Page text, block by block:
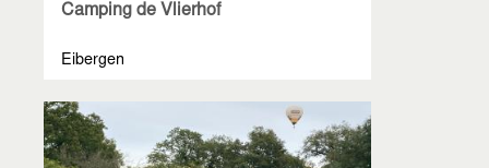
Camping de Vlierhof
Eibergen